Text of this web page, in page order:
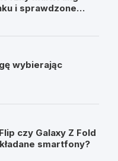
i sprawdzone
wybierając
czy Galaxy Z Fold
smartfony?